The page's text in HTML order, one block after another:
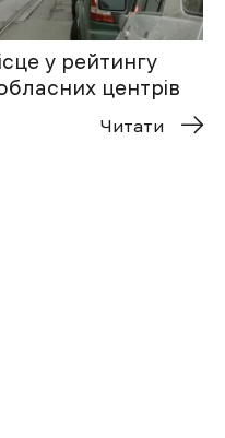
у рейтингу
центрів
Читати